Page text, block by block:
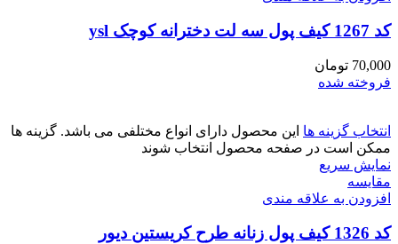
کد 1267 کیف پول سه لت دخترانه کوچک ysl
70,000 تومان
فروخته شده
انتخاب گزینه ها این محصول دارای انواع مختلفی می باشد. گزینه ها
ممکن است در صفحه محصول انتخاب شوند
نمایش سریع
مقايسه
افزودن به علاقه مندی
کد 1326 کیف پول زنانه طرح کریستین دیور